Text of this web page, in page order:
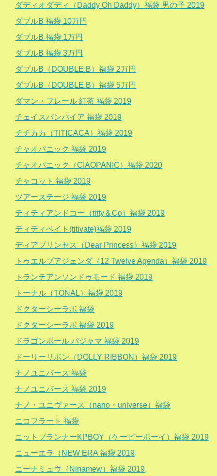
ダディオダディ（Daddy Oh Daddy）福袋 男の子 2019
ダブルB 福袋 10万円
ダブルB 福袋 1万円
ダブルB 福袋 3万円
ダブルB（DOUBLE.B）福袋 2万円
ダブルB（DOUBLE.B）福袋 5万円
ダマン・フレール 紅茶 福袋 2019
チェイスバンパイア 福袋 2019
チチカカ（TITICACA）福袋 2019
チャオパニック 福袋 2019
チャオパニック（CIAOPANIC）福袋 2020
チャコット 福袋 2019
ツアーステージ 福袋 2019
ティティアンドコー（titty＆Co）福袋 2019
ティティベイト(titivate)福袋 2019
ディアプリンセス（Dear Princess）福袋 2019
トゥエルブアジェンダ（12 Twelve Agenda）福袋 2019
トランテアンソンドゥモード 福袋 2019
トーナル（TONAL）福袋 2019
ドクターシーラボ 福袋
ドクターシーラボ 福袋 2019
ドラゴンボール パジャマ 福袋 2019
ドーリーリボン（DOLLY RIBBON）福袋 2019
ナノユニバース 福袋
ナノユニバース 福袋 2019
ナノ・ユニヴァース（nano・universe）福袋
ニコフラート 福袋
ニットプランナーKPBOY（ケーピーボーイ）福袋 2019
ニューエラ（NEW ERA 福袋 2019
ニーナミュウ（Ninamew）福袋 2019